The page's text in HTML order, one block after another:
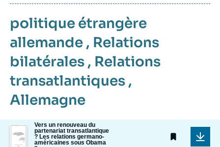
politique étrangère
allemande , Relations
bilatérales , Relations
transatlantiques ,
Allemagne
Image
de
couverture
Vers un renouveau du
partenariat transatlantique
? Les relations germano-
américaines sous Obama